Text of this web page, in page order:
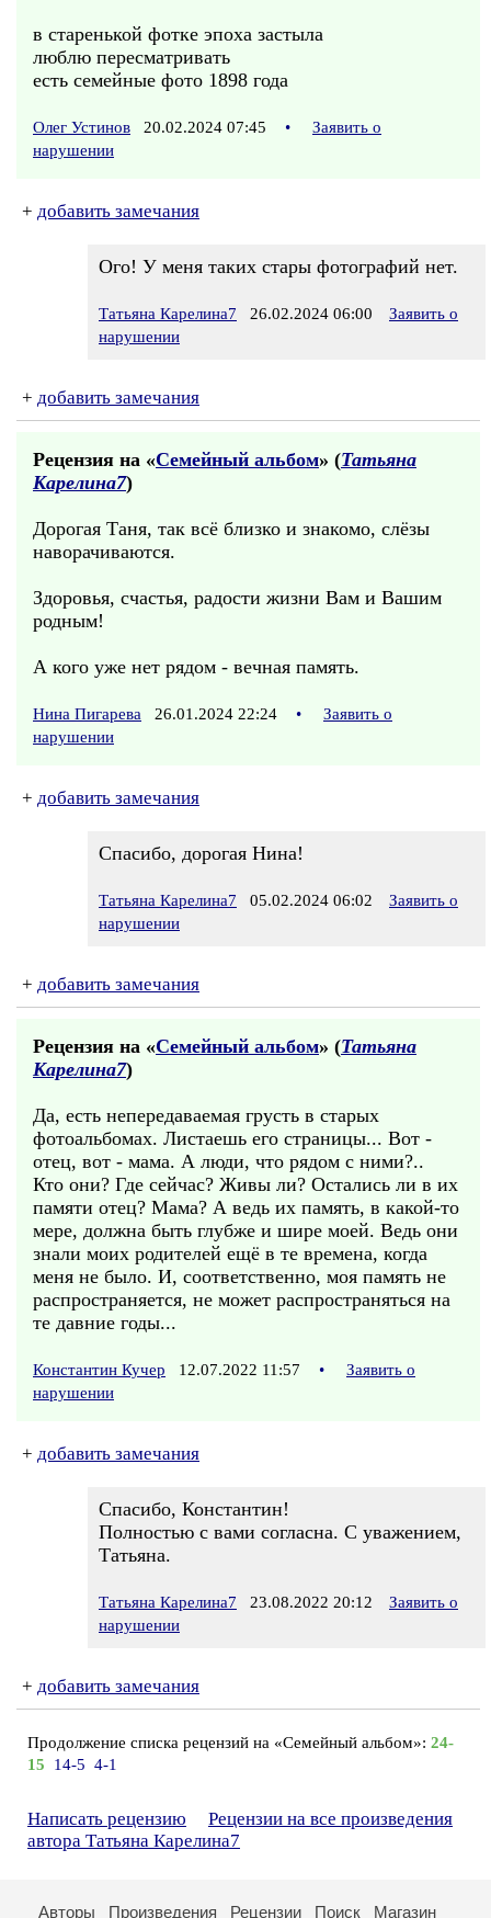
в старенькой фотке эпоха застыла
люблю пересматривать
есть семейные фото 1898 года
Олег Устинов 20.02.2024 07:45 •
Заявить о
нарушении
+ добавить замечания
Ого! У меня таких стары фотографий нет.
Татьяна Карелина7 26.02.2024 06:00
Заявить о
нарушении
+ добавить замечания
Рецензия на «Семейный альбом» (Татьяна
Карелина7)
Дорогая Таня, так всё близко и знакомо, слёзы
наворачиваются.
Здоровья, счастья, радости жизни Вам и Вашим
родным!
А кого уже нет рядом - вечная память.
Нина Пигарева 26.01.2024 22:24 •
Заявить о
нарушении
+ добавить замечания
Спасибо, дорогая Нина!
Татьяна Карелина7 05.02.2024 06:02
Заявить о
нарушении
+ добавить замечания
Рецензия на «Семейный альбом» (Татьяна
Карелина7)
Да, есть непередаваемая грусть в старых
фотоальбомах. Листаешь его страницы... Вот -
отец, вот - мама. А люди, что рядом с ними?..
Кто они? Где сейчас? Живы ли? Остались ли в их
памяти отец? Мама? А ведь их память, в какой-то
мере, должна быть глубже и шире моей. Ведь они
знали моих родителей ещё в те времена, когда
меня не было. И, соответственно, моя память не
распространяется, не может распространяться на
те давние годы...
Константин Кучер 12.07.2022 11:57 •
Заявить о
нарушении
+ добавить замечания
Спасибо, Константин!
Полностью с вами согласна. С уважением,
Татьяна.
Татьяна Карелина7 23.08.2022 20:12
Заявить о
нарушении
+ добавить замечания
Продолжение списка рецензий на «Семейный альбом»: 24-
15
14-5 4-1
Написать рецензию
Рецензии на все произведения
автора Татьяна Карелина7
Авторы Произведения Рецензии Поиск Магазин